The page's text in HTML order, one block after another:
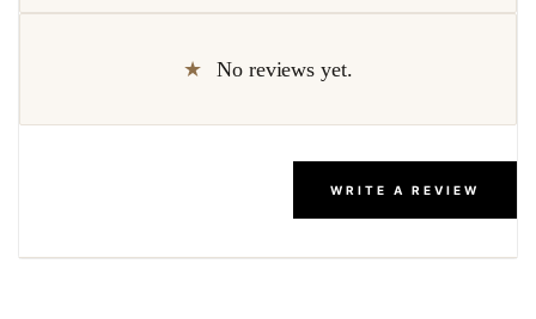
No reviews yet.
WRITE A REVIEW